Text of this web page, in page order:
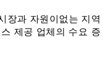
장과 자원이없는 지역
제공 업체의 수요 증